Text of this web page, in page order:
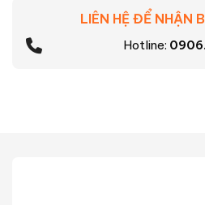
LIÊN HỆ ĐỂ NHẬN
Hotline: